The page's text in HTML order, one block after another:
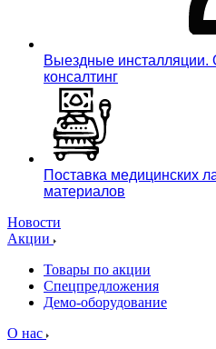
Выездные инсталляции.
консалтинг
Поставка медицинских
материалов
Новости
Акции
Товары по акции
Спецпредложения
Демо-оборудование
О нас